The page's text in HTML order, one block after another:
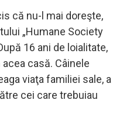
că nu-l mai doreşte,
„Humane Society
16 ani de loialitate,
casă. Câinele
viaţa familiei sale, a
cei care trebuiau